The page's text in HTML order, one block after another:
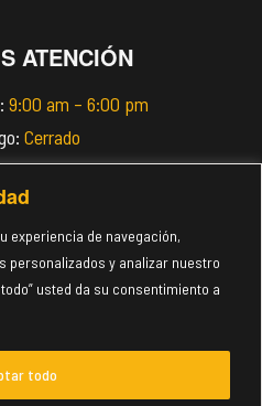
experiencia de navegación,
personalizados y analizar nuestro
usted da su consentimiento a
todo
ATENCIÓN
9:00 am – 6:00 pm
Cerrado
4018
Política Cookies Política